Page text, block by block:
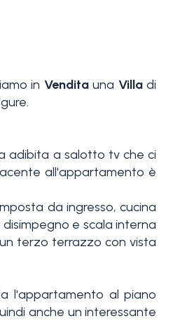
in Venditauna Villadi
adibita a salotto tv che ci
all'appartamento è
da ingresso, cucina
e scala interna
terzo terrazzo con vista
l'appartamento al piano
anche un interessante